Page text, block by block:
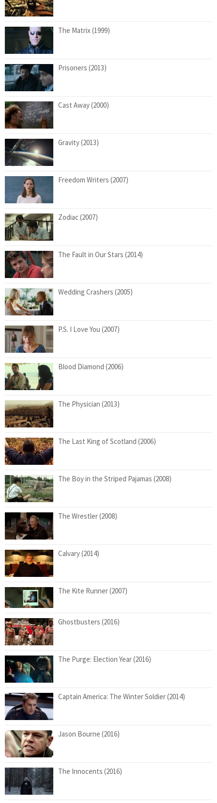
The Matrix (1999)
Prisoners (2013)
Cast Away (2000)
Gravity (2013)
Freedom Writers (2007)
Zodiac (2007)
The Fault in Our Stars (2014)
Wedding Crashers (2005)
P.S. I Love You (2007)
Blood Diamond (2006)
The Physician (2013)
The Last King of Scotland (2006)
The Boy in the Striped Pajamas (2008)
The Wrestler (2008)
Calvary (2014)
The Kite Runner (2007)
Ghostbusters (2016)
The Purge: Election Year (2016)
Captain America: The Winter Soldier (2014)
Jason Bourne (2016)
The Innocents (2016)